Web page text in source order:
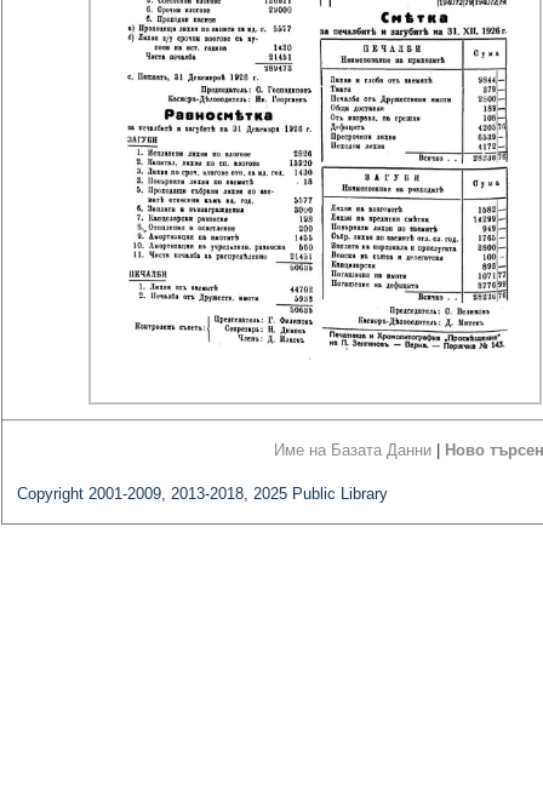
Име на Базата Данни Ново
Copyright 2001-2009, 2013-2018, 2025 Public Library